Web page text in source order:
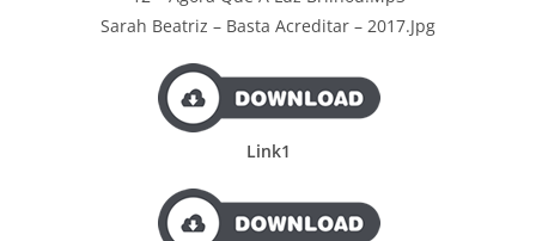
Sarah Beatriz – Basta Acreditar – 2017.Jpg
Link1